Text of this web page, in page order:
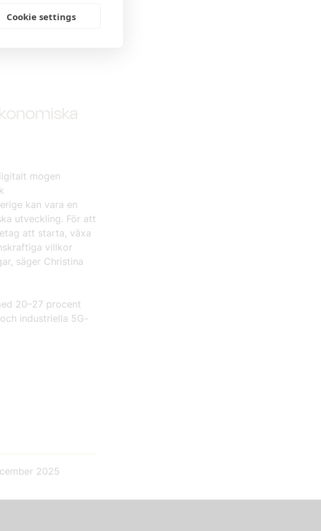
betydelse i
data och digitala
mogen
kan vara en
utveckling. För att
att starta, växa
villkor
säger Christina
20–27 procent
industriella 5G-
2025
Cookie settings